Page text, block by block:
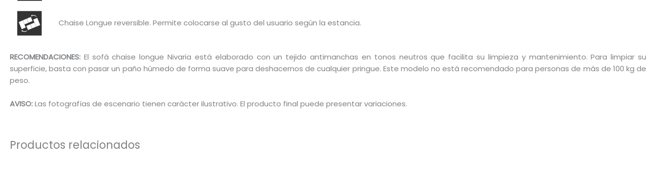
Chaise Longue reversible. Permite colocarse al gusto del usuario según la estancia.
RECOMENDACIONES: El sofá chaise longue Nivaria está elaborado con un tejido antimanchas en tonos neutros que facilita su limpieza y mantenimiento. Para limpiar su
superficie, basta con pasar un paño húmedo de forma suave para deshacernos de cualquier pringue. Este modelo no está recomendado para personas de más de 100 kg de
peso.
AVISO:Las fotografías de escenario tienen carácter ilustrativo. El producto final puede presentar variaciones.
Productos relacionados